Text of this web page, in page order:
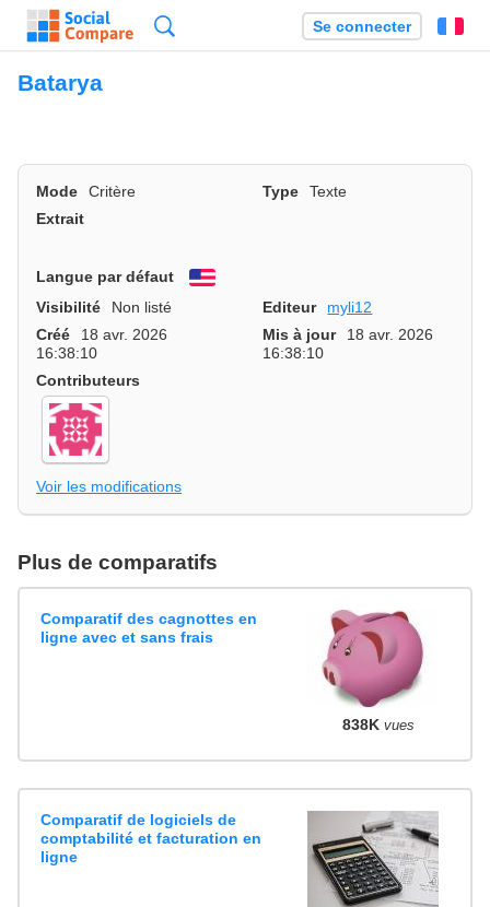
Se connecter
Batarya
Mode Critère Type
Texte
Extrait
Langue par défaut
English
Visibilité
Non listé Editeur
myli12
Créé
18 avr. 2026
16:38:10
Mis à jour
18 avr. 2026
16:38:10
Contributeurs
Voir les modifications
Plus de comparatifs
Comparatif des cagnottes en
ligne avec et sans frais
838K vues
Comparatif de logiciels de
comptabilité et facturation en
ligne